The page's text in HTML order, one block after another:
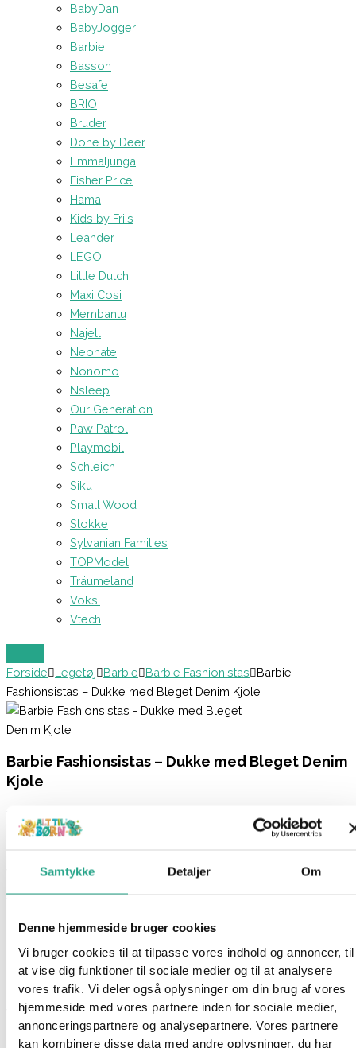
Samtykke Detaljer Om
Denne hjemmeside bruger cookies
Vi bruger cookies til at tilpasse vores indhold og annoncer, til
at vise dig funktioner til sociale medier og til at analysere
vores trafik. Vi deler også oplysninger om din brug af vores
hjemmeside med vores partnere inden for sociale medier,
annonceringspartnere og analysepartnere. Vores partnere
kan kombinere disse data med andre oplysninger, du har
BabyDan
BabyJogger
Barbie
Basson
Besafe
BRIO
Bruder
Done by Deer
Emmaljunga
Fisher Price
Hama
Kids by Friis
Leander
LEGO
Little Dutch
Maxi Cosi
Membantu
Najell
Neonate
Nonomo
Nsleep
Our Generation
Paw Patrol
Playmobil
Schleich
Siku
Small Wood
Stokke
Sylvanian Families
TOPModel
Träumeland
Voksi
Vtech
Forside Legetøj Barbie Barbie Fashionistas
Barbie
Fashionsistas – Dukke med Bleget Denim Kjole
Barbie Fashionsistas – Dukke med Bleget Denim
Kjole
Varenummer8169 Barbie,Barbie Fashionistas,
Dukker,Legetøj
Beskrivelse
Fashionistas er en serie fra Barbie, hvor Barbie hylder
mangfoldigheden med moderigtige dukker. Serien er en bred
vifte af dukker med forskelligt køn, hudfarve, kropstype, hår -og
øjenfarve.